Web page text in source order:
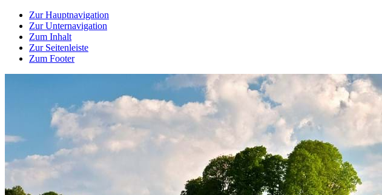
Zur Hauptnavigation
Zur Unternavigation
Zum Inhalt
Zur Seitenleiste
Zum Footer